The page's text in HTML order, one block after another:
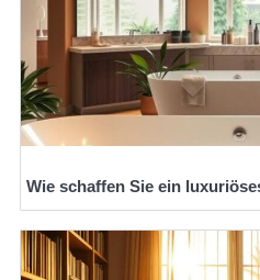
Wie schaffen Sie ein